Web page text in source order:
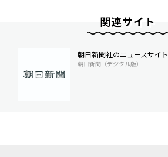
関連サイト
朝日新聞社のニュースサイト
朝日新聞（デジタル版）